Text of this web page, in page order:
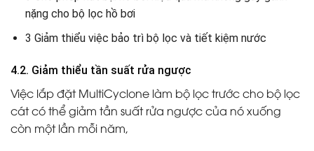
nặng cho bộ lọc hồ bơi
3 Giảm thiểu việc bảo trì bộ lọc và tiết kiệm nước
4.2. Giảm thiểu tần suất rửa ngược
Việc lắp đặt MultiCyclone làm bộ lọc trước cho bộ lọc
cát có thể giảm tần suất rửa ngược của nó xuống
còn một lần mỗi năm,